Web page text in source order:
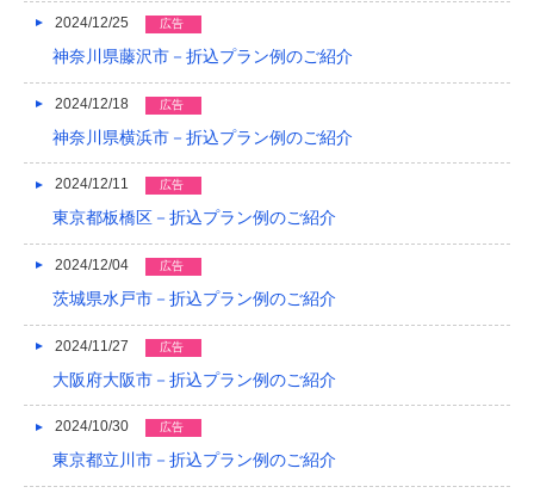
2013/11
2013/10
2013/08
2013/07
2013/06
2013/05
2024/12/25 広告
神奈川県藤沢市－折込プラン例のご紹介
2024/12/18 広告
神奈川県横浜市－折込プラン例のご紹介
2024/12/11 広告
東京都板橋区－折込プラン例のご紹介
2024/12/04 広告
茨城県水戸市－折込プラン例のご紹介
2024/11/27 広告
大阪府大阪市－折込プラン例のご紹介
2024/10/30 広告
東京都立川市－折込プラン例のご紹介